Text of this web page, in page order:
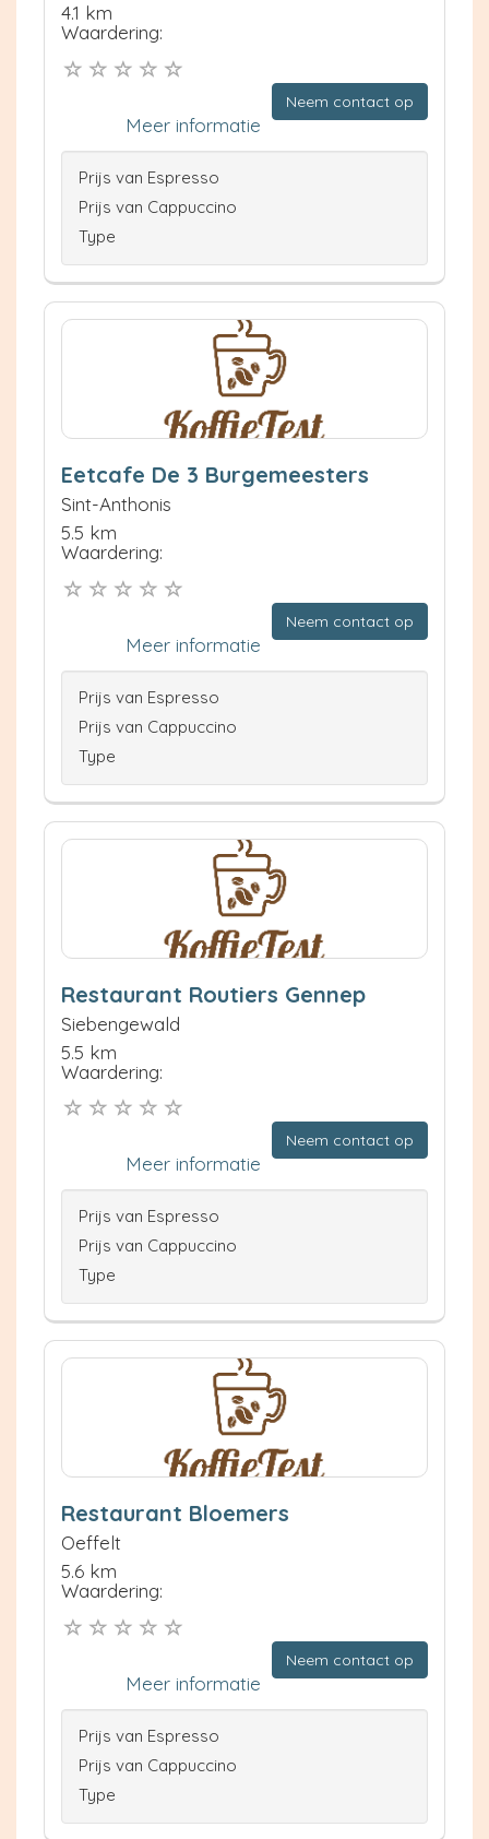
4.1 km
Waardering:
Neem contact op
Meer informatie
Prijs van Espresso
Prijs van Cappuccino
Type
Eetcafe De 3 Burgemeesters
Sint-Anthonis
5.5 km
Waardering:
Neem contact op
Meer informatie
Prijs van Espresso
Prijs van Cappuccino
Type
Restaurant Routiers Gennep
Siebengewald
5.5 km
Waardering:
Neem contact op
Meer informatie
Prijs van Espresso
Prijs van Cappuccino
Type
Restaurant Bloemers
Oeffelt
5.6 km
Waardering:
Neem contact op
Meer informatie
Prijs van Espresso
Prijs van Cappuccino
Type